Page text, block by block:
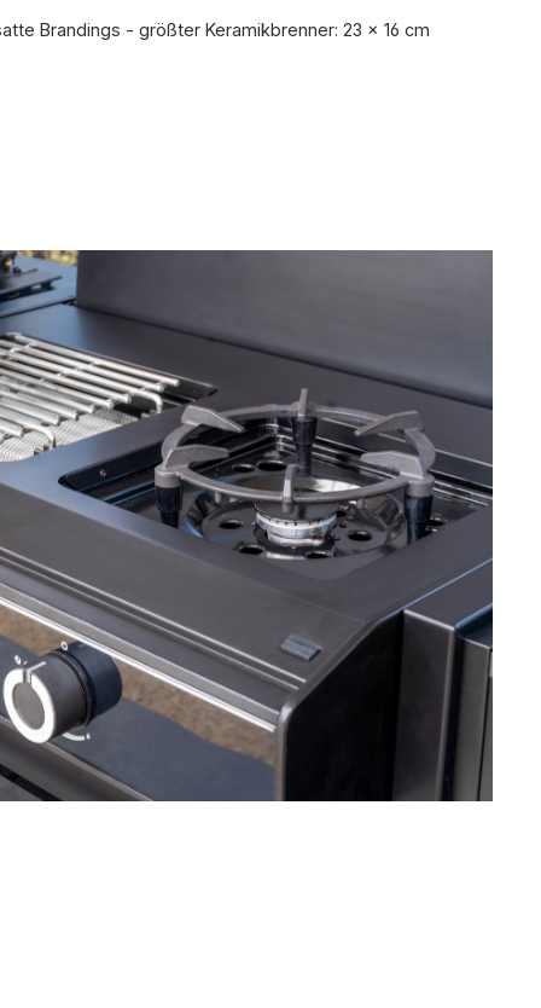
Brandings - größter Keramikbrenner: 23 x 16 cm